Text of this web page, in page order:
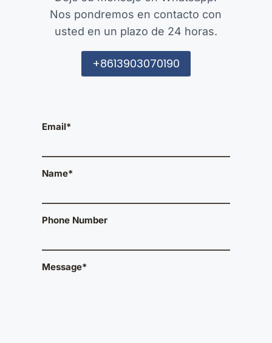
Nos pondremos en contacto con
usted en un plazo de 24 horas.
+8613903070190
Email*
Name*
Phone Number
Message*